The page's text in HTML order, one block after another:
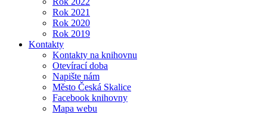
Rok 2021
Rok 2020
Rok 2019
Kontakty
Kontakty na knihovnu
Otevírací doba
Napište nám
Město Česká Skalice
Facebook knihovny
Mapa webu